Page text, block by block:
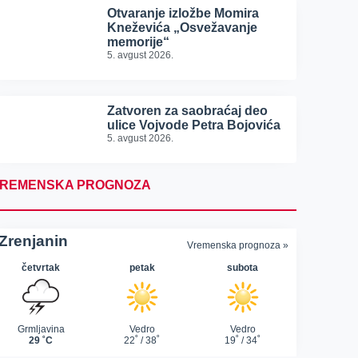
Otvaranje izložbe Momira
Kneževića „Osvežavanje
memorije“
5. avgust 2026.
Zatvoren za saobraćaj deo
ulice Vojvode Petra Bojovića
5. avgust 2026.
PROGNOZA